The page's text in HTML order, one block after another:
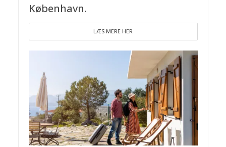
København.
LÆS MERE HER